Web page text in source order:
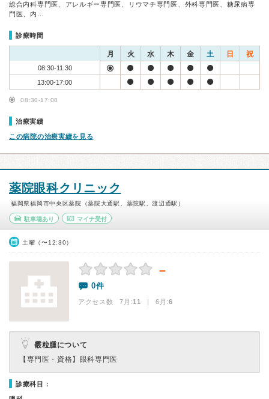
総合内科専門医、アレルギー専門医、リウマチ専門医、外科専門医、糖尿病専
門医、内…
診療時間
月 火 水 木 金 土 日 祝
08:30-11:30
13:00-17:00
08:30-17:00
治療実績
この病院の治療実績を見る
薬院眼科クリニック
福岡県福岡市中央区薬院（薬院大通駅、薬院駅、渡辺通駅）
駐車場あり マイナ受付
土曜（〜12:30）
－
0件
アクセス数 7月:11 | 6月:6
霰粒腫について
【専門医・資格】 眼科専門医
診療科目：